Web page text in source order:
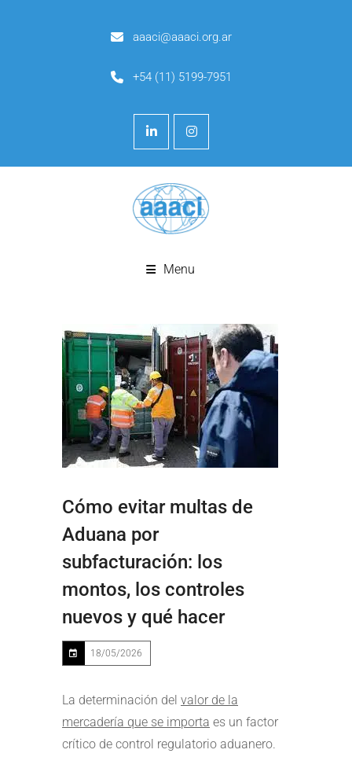
aaaci@aaaci.org.ar
+54 (11) 5199-7951
Menu
Cómo evitar multas de
Aduana por
subfacturación: los
montos, los controles
nuevos y qué hacer
18/05/2026
La determinación del valor de la
mercadería que se importa es un factor
crítico de control regulatorio aduanero.